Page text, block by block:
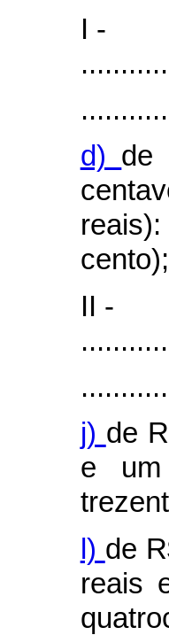
I -
d) de
cento);
II -
j) de
e um
l) de
reais